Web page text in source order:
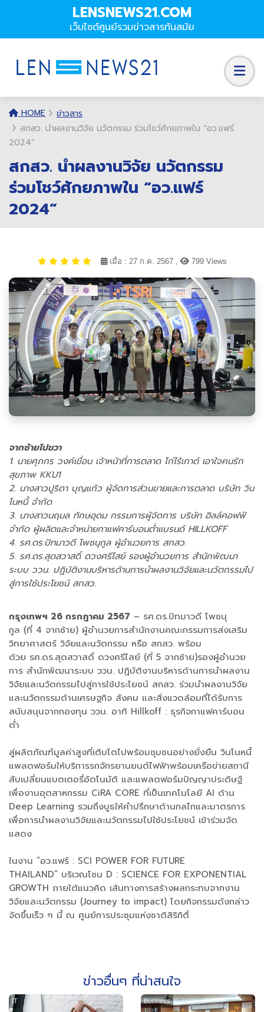
LENSNEWS21.COM
เว็บไซต์ศูนย์รวมข่าวสารทันสมัย
HOME
ข่าวสาร
สกสว. นำผลงานวิจัย นวัตกรรม ร่วมโชว์ศักยภาพใน “อว.แฟร์
2024”
สกสว. นำผลงานวิจัย นวัตกรรม
ร่วมโชว์ศักยภาพใน “อว.แฟร์
2024”
เมื่อ : 27 ก.ค. 2567 , 799 Views
จากซ้ายไปขวา
1. นายศุภกร วงค์เขื่อน เจ้าหน้าที่การตลาด ไก่ไร้เกาต์ เอาใจคนรัก
สุขภาพ KKU1
2. นางสาวปูริดา บุญแก้ว ผู้จัดการส่วนขายและการตลาด บริษัท วิน
โนหนี้ จำกัด
3. นางสาวนฤมล ทักษอุดม กรรมการผู้จัดการ บริษัท ฮิลล์คอฟฟ์
จำกัด ผู้ผลิตและจำหน่ายกาแฟคาร์บอนต่ำแบรนด์ HILLKOFF
4. รศ.ดร.ปัทมาวดี โพชนุกูล ผู้อำนวยการ สกสว.
5. รศ.ดร.สุดสวาสดิ์ ดวงศรีไสย์ รองผู้อำนวยการ สำนักพัฒนา
ระบบ ววน. ปฏิบัติงานบริหารด้านการนำผลงานวิจัยและนวัตกรรมไป
สู่การใช้ประโยชน์ สกสว.
กรุงเทพฯ 26 กรกฎาคม 2567 – รศ.ดร.ปัทมาวดี โพชนุ
กูล (ที่ 4 จากซ้าย) ผู้อำนวยการสำนักงานคณะกรรมการส่งเสริม
วิทยาศาสตร์ วิจัยและนวัตกรรม หรือ สกสว. พร้อม
ด้วย รศ.ดร.สุดสวาสดิ์ ดวงศรีไสย์ (ที่ 5 จากซ้าย)รองผู้อำนวย
การ สำนักพัฒนาระบบ ววน. ปฏิบัติงานบริหารด้านการนำผลงาน
วิจัยและนวัตกรรมไปสู่การใช้ประโยชน์ สกสว. ร่วมนำผลงานวิจัย
และนวัตกรรมด้านเศรษฐกิจ สังคม และสิ่งแวดล้อมที่ได้รับการ
สนับสนุนจากกองทุน ววน. อาทิ Hillkoff : ธุรกิจกาแฟคาร์บอน
ต่ำ
สู่ผลิตภัณฑ์มูลค่าสูงที่เติบโตไปพร้อมชุมชนอย่างยั่งยืน วินโนหนี้
แพลตฟอร์มให้บริการรถจักรยานยนต์ไฟฟ้าพร้อมเครือข่ายสถานี
สับเปลี่ยนแบตเตอรี่อัตโนมัติ และแพลตฟอร์มปัญญาประดิษฐ์
เพื่องานอุตสาหกรรม CiRA CORE ที่เป็นเทคโนโลยี AI ด้าน
Deep Learning รวมถึงบูธให้คำปรึกษาด้านกลไกและมาตรการ
เพื่อการนำผลงานวิจัยและนวัตกรรมไปใช้ประโยชน์ เข้าร่วมจัด
แสดง
ในงาน “อว.แฟร์ : SCI POWER FOR FUTURE
THAILAND” บริเวณโซน D : SCIENCE FOR EXPONENTIAL
GROWTH ภายใต้แนวคิด เส้นทางการสร้างผลกระทบจากงาน
วิจัยและนวัตกรรม (Journey to impact) โดยกิจกรรมดังกล่าว
จัดขึ้นเร็ว ๆ นี้ ณ ศูนย์การประชุมแห่งชาติสิริกิติ์
ข่าวอื่นๆ ที่น่าสนใจ
IT Business